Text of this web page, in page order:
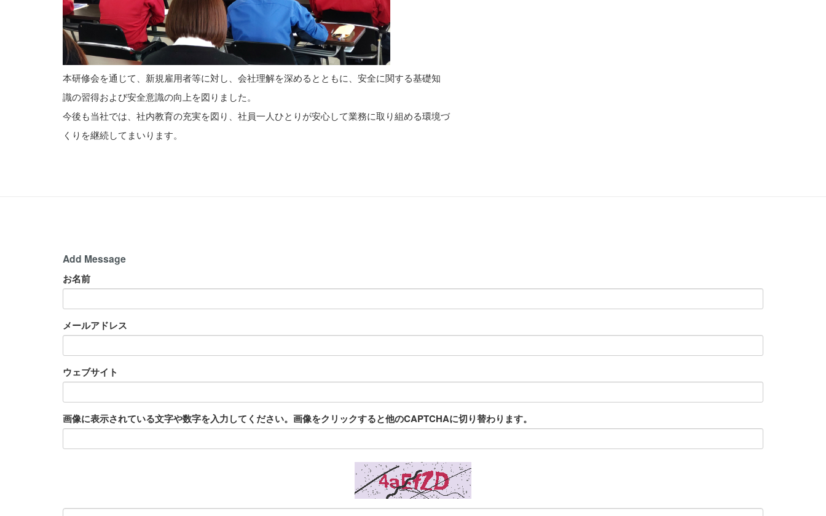
本研修会を通じて、新規雇用者等に対し、会社理解を深めるとともに、安全に関する基礎知
識の習得および安全意識の向上を図りました。
今後も当社では、社内教育の充実を図り、社員一人ひとりが安心して業務に取り組める環境づ
くりを継続してまいります。
Add Message
お名前
メールアドレス
ウェブサイト
画像に表示されている文字や数字を入力してください。画像をクリックすると他のCAPTCHAに切り替わります。